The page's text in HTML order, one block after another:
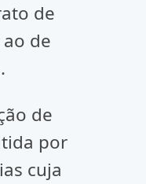
de
de
de
por
cuja